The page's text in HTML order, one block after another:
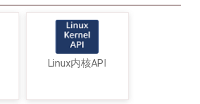
Linux内核API